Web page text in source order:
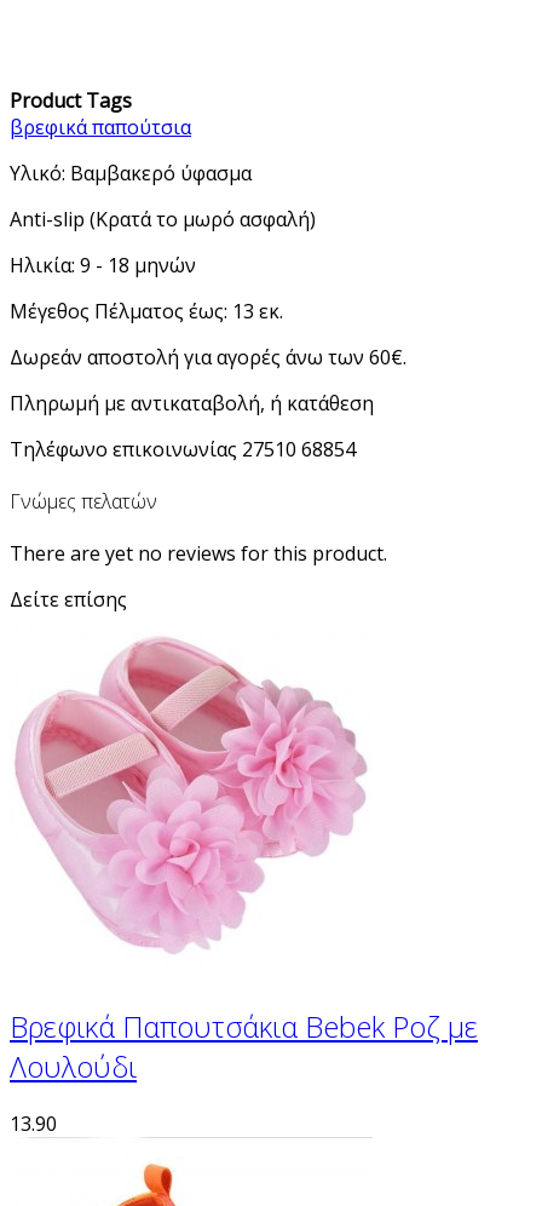
Product Tags
βρεφικά παπούτσια
Υλικό: Βαμβακερό ύφασμα
Anti-slip (Κρατά το μωρό ασφαλή)
Ηλικία: 9 - 18 μηνών
Μέγεθος Πέλματος έως: 13 εκ.
Δωρεάν αποστολή για αγορές άνω των 60€.
Πληρωμή με αντικαταβολή, ή κατάθεση
Τηλέφωνο επικοινωνίας 27510 68854
Γνώμες πελατών
There are yet no reviews for this product.
Δείτε επίσης
Βρεφικά Παπουτσάκια Bebek Ροζ με
Λουλούδι
13.90